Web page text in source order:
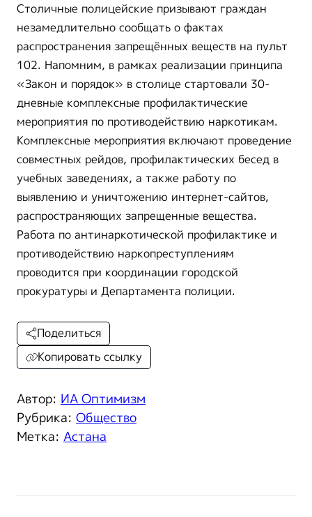
Столичные полицейские призывают граждан
незамедлительно сообщать о фактах
распространения запрещённых веществ на пульт
102. Напомним, в рамках реализации принципа
«Закон и порядок» в столице стартовали 30-
дневные комплексные профилактические
мероприятия по противодействию наркотикам.
Комплексные мероприятия включают проведение
совместных рейдов, профилактических бесед в
учебных заведениях, а также работу по
выявлению и уничтожению интернет-сайтов,
распространяющих запрещенные вещества.
Работа по антинаркотической профилактике и
противодействию наркопреступлениям
проводится при координации городской
прокуратуры и Департамента полиции.
Автор: ИА Оптимизм
Рубрика: Общество
Метка: Астана
Поделиться
Копировать ссылку